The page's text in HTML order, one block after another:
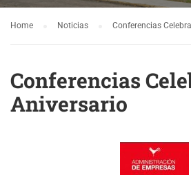
Home Noticias Conferencias
Conferencias
Aniversario